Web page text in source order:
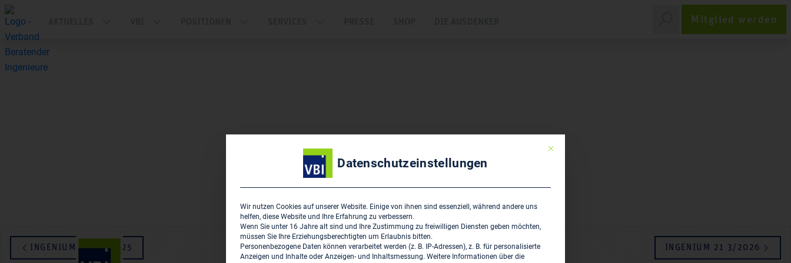
Mitglied werden
‹ Zurück zur Übersicht
INGENIUM 19 09/2025 INGENIUM 21 3/2026
Mit diesem Button wird der Dialog geschlossen. Seine Funktionalität ist
Datenschutzeinstellungen
Wir nutzen Cookies auf unserer Website. Einige von ihnen sind essenziell, während andere uns
helfen, diese Website und Ihre Erfahrung zu verbessern.
Wenn Sie unter 16 Jahre alt sind und Ihre Zustimmung zu freiwilligen Diensten geben möchten,
müssen Sie Ihre Erziehungsberechtigten um Erlaubnis bitten.
Personenbezogene Daten können verarbeitet werden (z. B. IP-Adressen), z. B. für personalisierte
Anzeigen und Inhalte oder Anzeigen- und Inhaltsmessung. Weitere Informationen über die